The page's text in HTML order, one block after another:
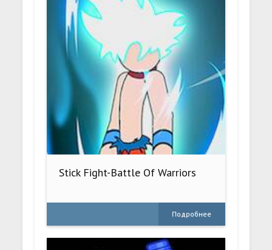
Stick Fight-Battle Of Warriors
Подробнее